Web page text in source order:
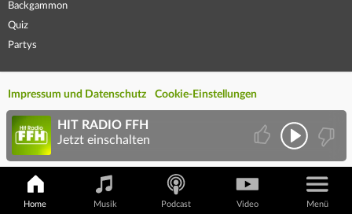
Backgammon
Quiz
Partys
Impressum und Datenschutz Cookie-Einstellungen
Home Musik Podcast Video Menü
HIT RADIO FFH
Jetzt einschalten